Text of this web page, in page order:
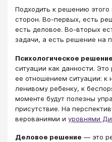
Подходить к решению
сторон. Во-первых, есть
есть деловое. Во-вторых
задачи, а есть решение на
Психологическое решение
ситуации как данности.
ее отношением ситуации:
ленивому ребенку, к
моменте будут полезны
присутствие. На
верованиями и уровнями
Деловое решение ― это